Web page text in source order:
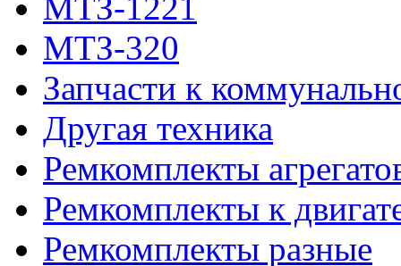
МТЗ-1221
МТЗ-320
Запчасти к
Другая техника
Ремкомплекты
Ремкомплекты к
Ремкомплекты разные